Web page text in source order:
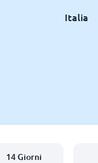
Italia
14 Giorni